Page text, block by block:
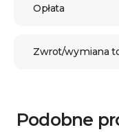
Opłata
Zwrot/wymiana
Podobne